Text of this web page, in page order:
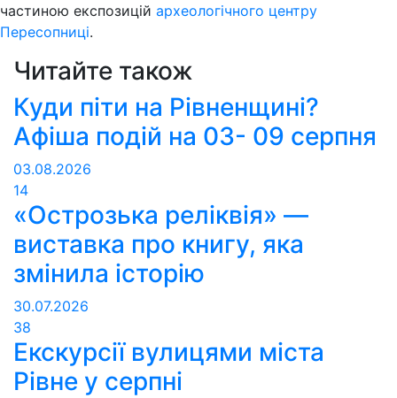
частиною експозицій археологічного центру
Пересопниці.
Читайте також
Куди піти на Рівненщині?
Афіша подій на 03- 09 серпня
03.08.2026
14
«Острозька реліквія» —
виставка про книгу, яка
змінила історію
30.07.2026
38
Екскурсії вулицями міста
Рівне у серпні